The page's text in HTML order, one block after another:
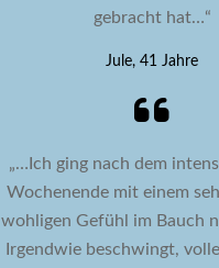
gebracht hat…“
Jule, 41 Jahre
„…Ich ging nach dem
Wochenende mit einem
wohligen Gefühl im Bauch
Irgendwie beschwingt,